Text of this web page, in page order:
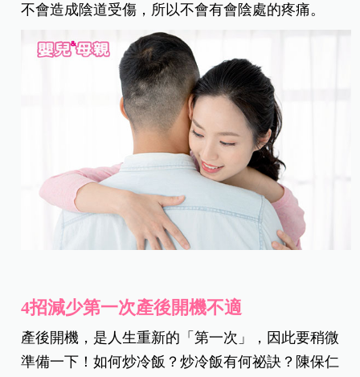
不會造成陰道受傷，所以不會有會陰處的疼痛。
4招減少第一次產後開機不適
產後開機，是人生重新的「第一次」，因此要稍微
準備一下！如何炒冷飯？炒冷飯有何祕訣？陳保仁